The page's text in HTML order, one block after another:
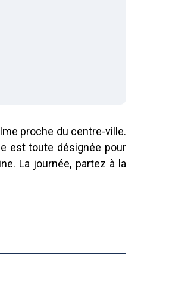
proche du centre-ville.
est toute désignée pour
La journée, partez à la